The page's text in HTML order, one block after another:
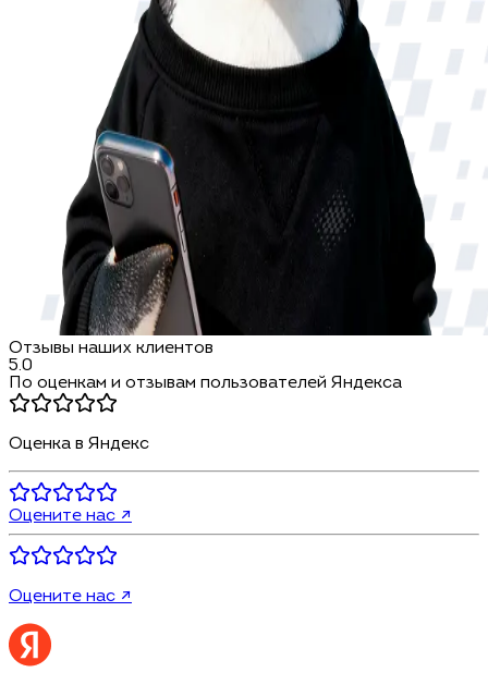
Отзывы наших клиентов
5.0
По оценкам и отзывам пользователей Яндекса
Оценка в Яндекс
Оцените нас ↗
Оцените нас ↗